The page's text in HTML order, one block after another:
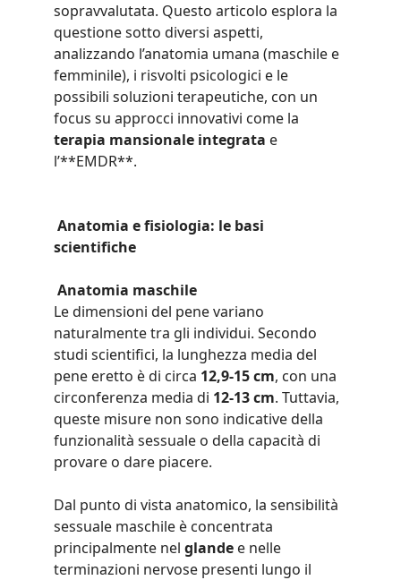
sopravvalutata. Questo articolo esplora la
questione sotto diversi aspetti,
analizzando l’anatomia umana (maschile e
femminile), i risvolti psicologici e le
possibili soluzioni terapeutiche, con un
focus su approcci innovativi come la
terapia mansionale integrata e
l’**EMDR**.
Anatomia e fisiologia: le basi
scientifiche
Anatomia maschile
Le dimensioni del pene variano
naturalmente tra gli individui. Secondo
studi scientifici, la lunghezza media del
pene eretto è di circa 12,9-15 cm, con una
circonferenza media di 12-13 cm. Tuttavia,
queste misure non sono indicative della
funzionalità sessuale o della capacità di
provare o dare piacere.
Dal punto di vista anatomico, la sensibilità
sessuale maschile è concentrata
principalmente nel glande e nelle
terminazioni nervose presenti lungo il